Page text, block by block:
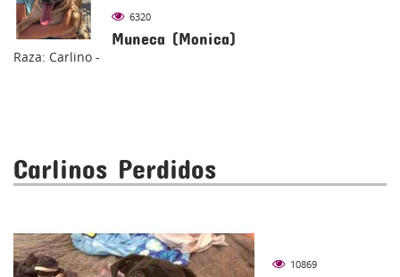
6320
Muneca (Monica)
Raza: Carlino -
Carlinos Perdidos
10869